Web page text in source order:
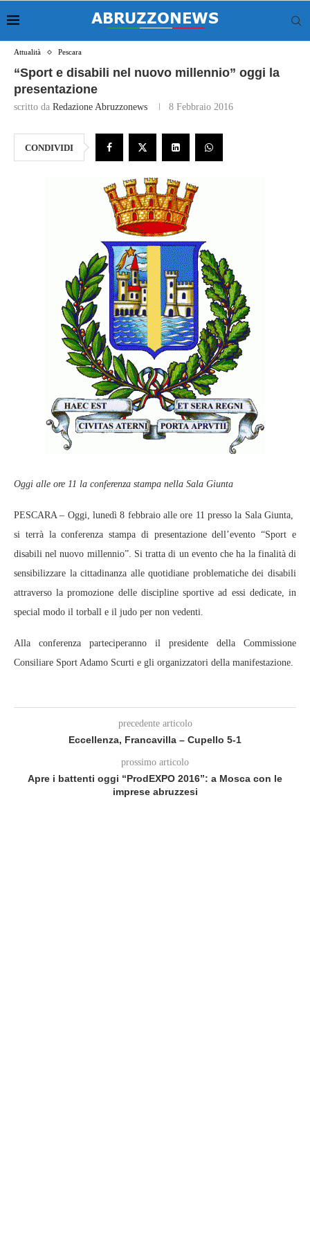
Attualità Pescara
“Sport e disabili nel nuovo millennio” oggi la
presentazione
scritto da Redazione Abruzzonews 8 Febbraio 2016
CONDIVIDI
Oggi alle ore 11 la conferenza stampa nella Sala Giunta
PESCARA – Oggi, lunedì 8 febbraio alle ore 11 presso la Sala Giunta,
si terrà la conferenza stampa di presentazione dell’evento “Sport e
disabili nel nuovo millennio”. Si tratta di un evento che ha la finalità di
sensibilizzare la cittadinanza alle quotidiane problematiche dei disabili
attraverso la promozione delle discipline sportive ad essi dedicate, in
special modo il torball e il judo per non vedenti.
Alla conferenza parteciperanno il presidente della Commissione
Consiliare Sport Adamo Scurti e gli organizzatori della manifestazione.
precedente articolo
Eccellenza, Francavilla – Cupello 5-1
prossimo articolo
Apre i battenti oggi “ProdEXPO 2016”: a Mosca con le
imprese abruzzesi